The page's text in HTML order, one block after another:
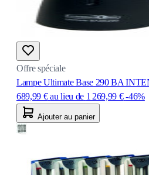
Offre spéciale
Lampe Ultimate Base 290 BA
689,99 € au lieu de 1 269,99 € -46%
Ajouter au panier